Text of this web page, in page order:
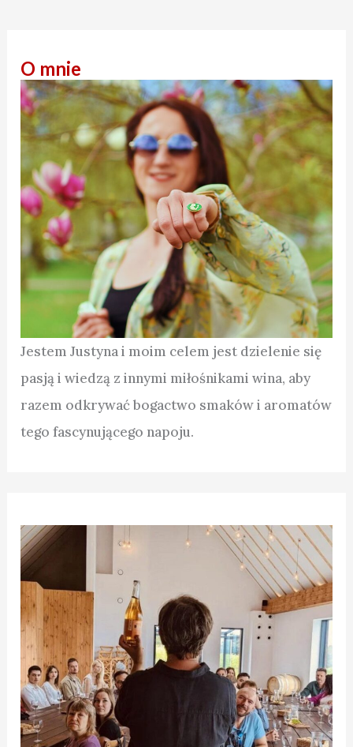
O mnie
Jestem Justyna i moim celem jest dzielenie się
pasją i wiedzą z innymi miłośnikami wina, aby
razem odkrywać bogactwo smaków i aromatów
tego fascynującego napoju.